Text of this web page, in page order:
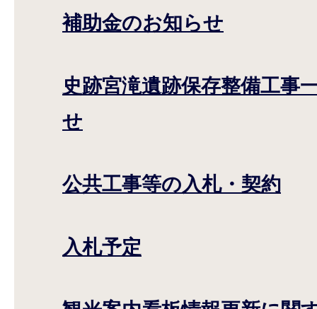
補助金のお知らせ
史跡宮滝遺跡保存整備工事
せ
公共工事等の入札・契約
入札予定